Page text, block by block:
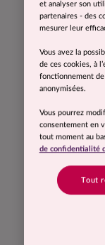
et analyser son
partenaires - des
mesurer leur
Vous avez la
de ces cookies, à
fonctionnement
anonymisées.
Vous pourrez
consentement en
tout moment au
de confidentialité
Tout